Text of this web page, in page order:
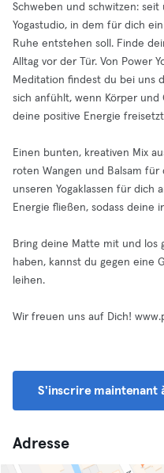
Schweben und schwitzen: seit
Yogastudio, in dem für dich
Ruhe entstehen soll. Finde
Alltag vor der Tür. Von Power
Meditation findest du bei uns
sich anfühlt, wenn Körper und
deine positive Energie
Einen bunten, kreativen Mix
roten Wangen und Balsam
unseren Yogaklassen für dich
Energie fließen, sodass deine
Bring deine Matte mit und los
haben, kannst du gegen eine
leihen.
Wir freuen uns auf Dich!
S'inscrire maintenant
Adresse